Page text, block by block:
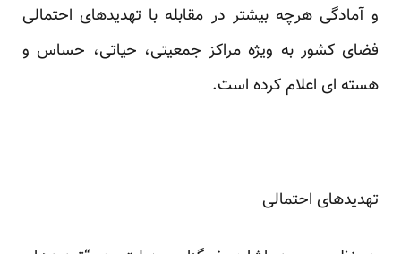
و آمادگی هرچه بیشتر در مقابله با تهدیدهای احتمالی
فضای کشور به‌ ویژه مراکز جمعیتی، حیاتی، حساس و
هسته ‌ای اعلام کرده است.
تهدید‌های احتمالی